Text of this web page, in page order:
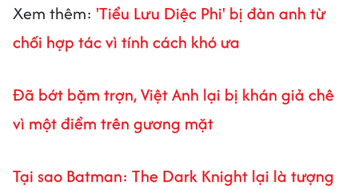
Xem thêm: 'Tiểu Lưu Diệc Phi' bị đàn anh từ
chối hợp tác vì tính cách khó ưa
Đã bớt bặm trợn, Việt Anh lại bị khán giả chê
vì một điểm trên gương mặt
Tại sao Batman: The Dark Knight lại là tượng